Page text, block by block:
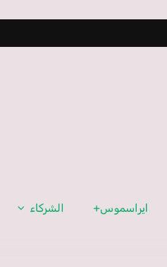
ايراسموس+ الشركاء